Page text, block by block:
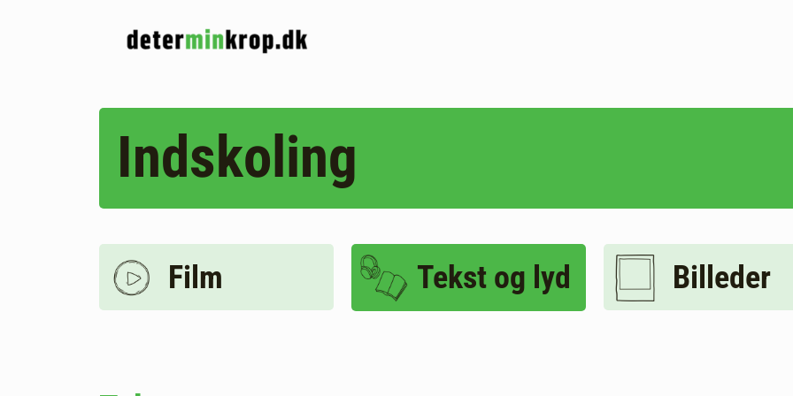
Indskoling
Film Tekst og lyd Billeder